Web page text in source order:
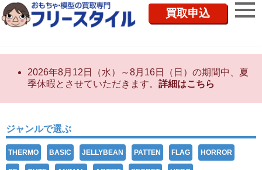
買取申込
2026年8月12日（水）～8月16日（日）の期間中、夏
季休暇とさせていただきます。 詳細はこちら
ジャンルで選ぶ
THERMO BASIC JELLYBEAN PATTEN FLAG HORROR